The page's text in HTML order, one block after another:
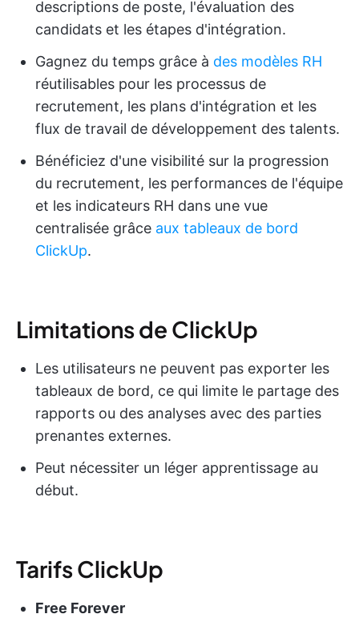
descriptions de poste, l'évaluation des
candidats et les étapes d'intégration.
Gagnez du temps grâce à des modèles RH
réutilisables pour les processus de
recrutement, les plans d'intégration et les
flux de travail de développement des talents.
Bénéficiez d'une visibilité sur la progression
du recrutement, les performances de l'équipe
et les indicateurs RH dans une vue
centralisée grâce aux tableaux de bord
ClickUp.
Limitations de ClickUp
Les utilisateurs ne peuvent pas exporter les
tableaux de bord, ce qui limite le partage des
rapports ou des analyses avec des parties
prenantes externes.
Peut nécessiter un léger apprentissage au
début.
Tarifs ClickUp
Free Forever